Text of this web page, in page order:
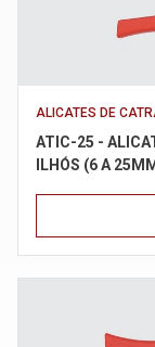
ALICATES DE
ATIC-25 -
ILHÓS (6 A